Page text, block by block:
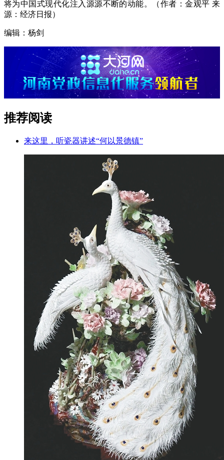
将为中国式现代化注入源源不断的动能。（作者：金观平 来
源：经济日报）
编辑：杨剑
推荐阅读
来这里，听瓷器讲述“何以景德镇”